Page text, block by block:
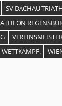
SV DACHAU
WETTKAMPF.